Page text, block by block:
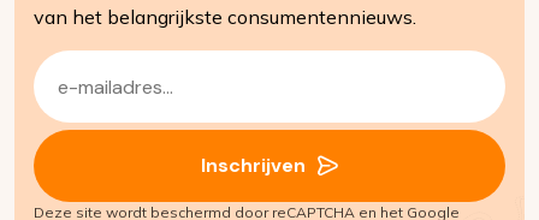
van het belangrijkste consumentennieuws.
E-
mailadres
(Vereist)
Inschrijven
Deze site wordt beschermd door reCAPTCHA en het Google